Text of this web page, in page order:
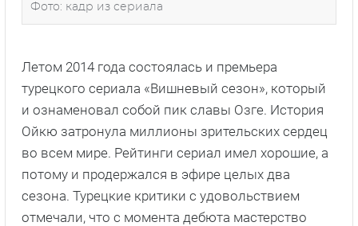
Фото: кадр из сериала
Летом 2014 года состоялась и премьера
турецкого сериала «Вишневый сезон», который
и ознаменовал собой пик славы Озге. История
Ойкю затронула миллионы зрительских сердец
во всем мире. Рейтинги сериал имел хорошие, а
потому и продержался в эфире целых два
сезона. Турецкие критики с удовольствием
отмечали, что с момента дебюта мастерство